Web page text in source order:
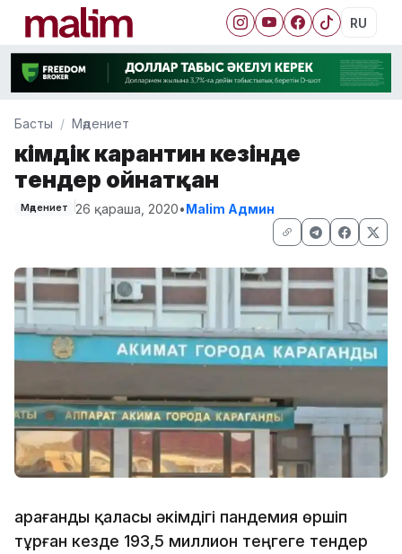
RU
Басты Мәдениет
Әкімдік карантин кезінде
тендер ойнатқан
Мәдениет 26 қараша, 2020•Malim Админ
Қарағанды қаласы әкімдігі пандемия өршіп
тұрған кезде 193,5 миллион теңгеге тендер